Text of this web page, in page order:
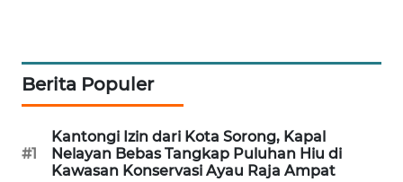
Berita Populer
#1
Kantongi Izin dari Kota Sorong, Kapal
Nelayan Bebas Tangkap Puluhan Hiu di
Kawasan Konservasi Ayau Raja Ampat
WAHANA
DESA
LAPAK